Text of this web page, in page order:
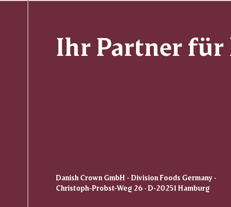
Ihr Partner für
Danish Crown GmbH - Division Foods Germany ·
Christoph-Probst-Weg 26 · D-20251 Hamburg